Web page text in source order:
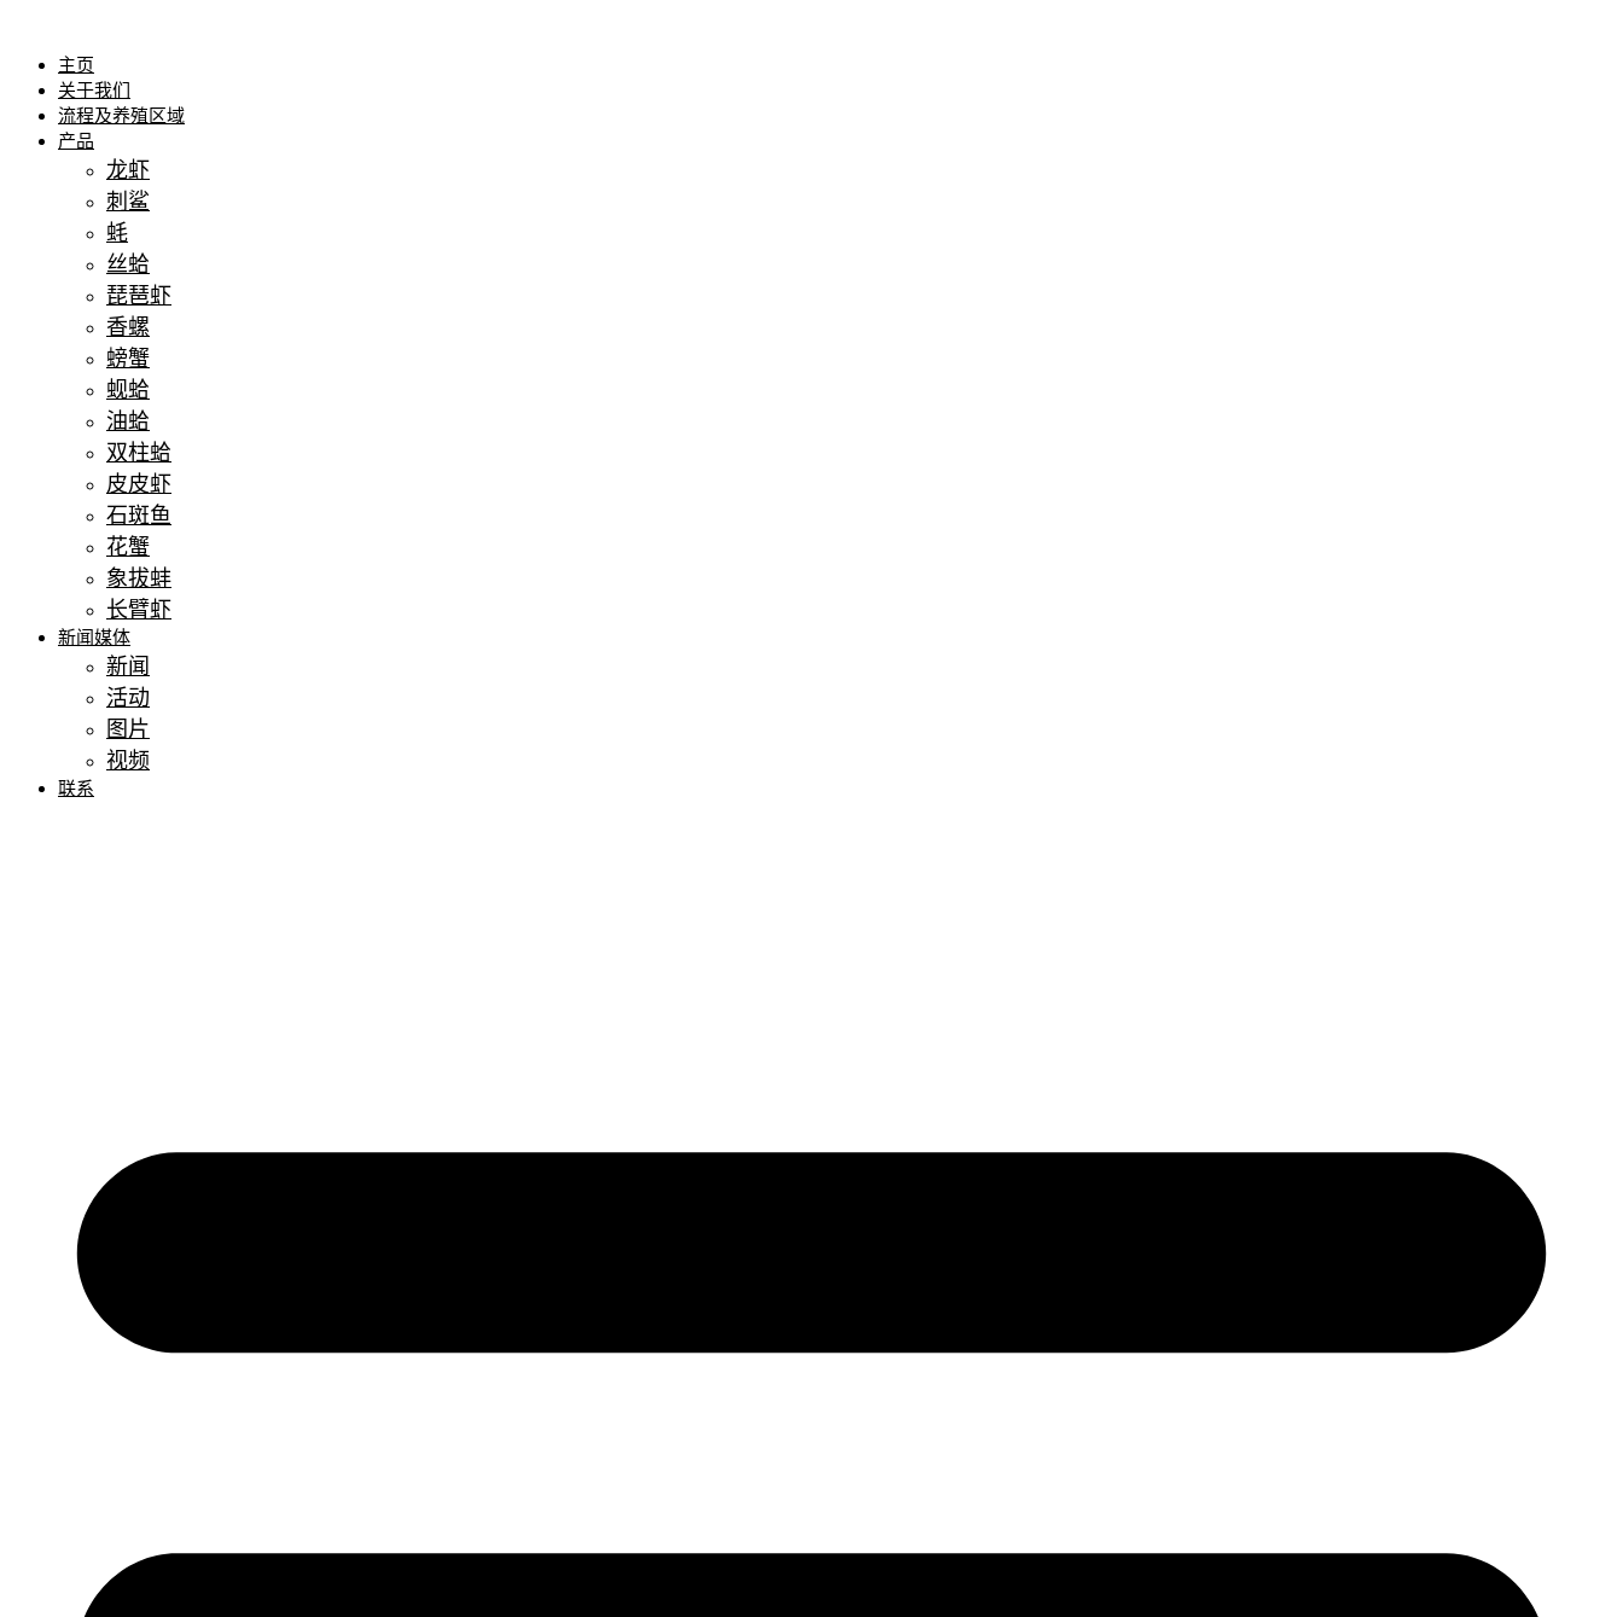
content主页
关于我们
流程及养殖区域
产品
龙虾
刺鲨
蚝
丝蛤
琵琶虾
香螺
螃蟹
蚬蛤
油蛤
双柱蛤
皮皮虾
石斑鱼
花蟹
象拔蚌
长臂虾
新闻媒体
新闻
活动
图片
视频
联系